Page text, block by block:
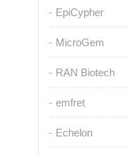
EpiCypher
MicroGem
RAN Biotech
emfret
Echelon